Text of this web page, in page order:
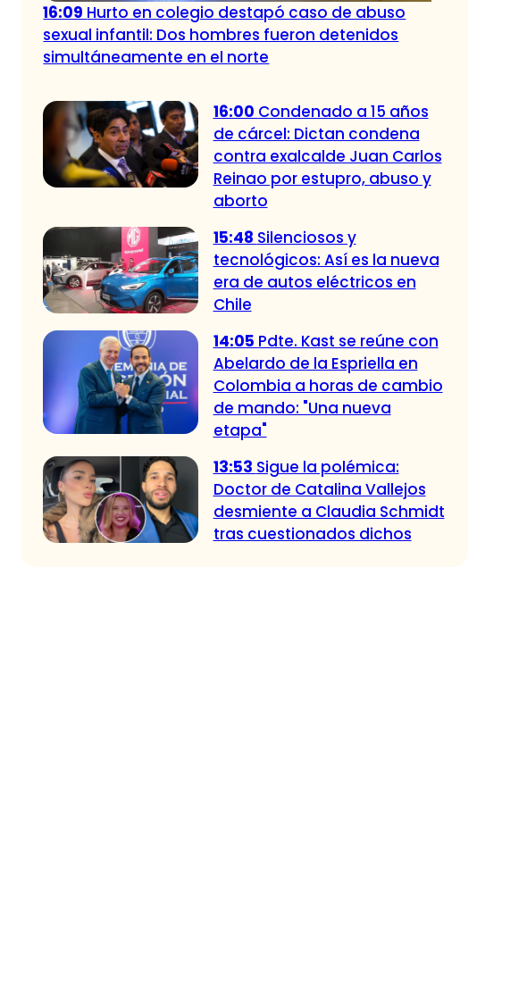
16:09 Hurto en colegio destapó caso de abuso
sexual infantil: Dos hombres fueron detenidos
simultáneamente en el norte
16:00 Condenado a 15 años
de cárcel: Dictan condena
contra exalcalde Juan Carlos
Reinao por estupro, abuso y
aborto
15:48 Silenciosos y
tecnológicos: Así es la nueva
era de autos eléctricos en
Chile
14:05 Pdte. Kast se reúne con
Abelardo de la Espriella en
Colombia a horas de cambio
de mando: "Una nueva
etapa"
13:53 Sigue la polémica:
Doctor de Catalina Vallejos
desmiente a Claudia Schmidt
tras cuestionados dichos